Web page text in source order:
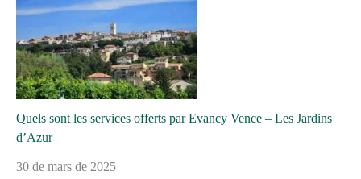
Quels sont les services offerts par Evancy Vence – Les Jardins
d’Azur
30 de mars de 2025